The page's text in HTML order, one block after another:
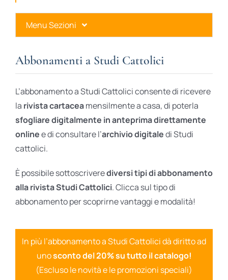
Menu Sezioni
Ares Gold
Ares Digital
Ares Gift Card
Abbonamenti a Studi Cattolici
L’abbonamento a Studi Cattolici consente di ricevere
la rivista cartaceamensilmente a casa, di poterla
sfogliare digitalmente in anteprima direttamente
onlinee di consultare l’archivio digitaledi Studi
cattolici.
È possibile sottoscriverediversi tipi di abbonamento
alla rivista Studi Cattolici. Clicca sul tipo di
abbonamento per scoprirne vantaggi e modalità!
In più l’abbonamento a Studi Cattolici dà diritto ad
unosconto del 20% su tutto il catalogo!
(Escluso le novità e le promozioni speciali)